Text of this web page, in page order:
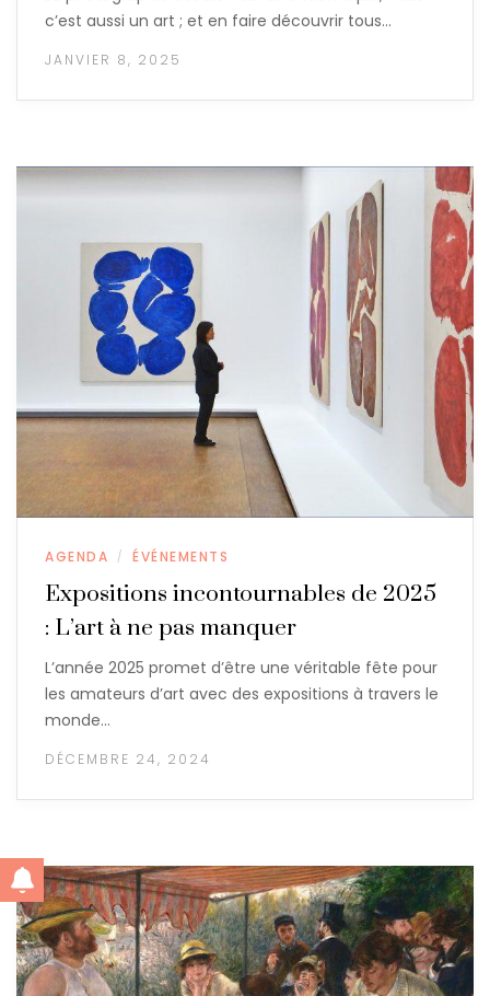
c’est aussi un art ; et en faire découvrir tous…
JANVIER 8, 2025
AGENDA / ÉVÉNEMENTS
Expositions incontournables de 2025
: L’art à ne pas manquer
L’année 2025 promet d’être une véritable fête pour
les amateurs d’art avec des expositions à travers le
monde…
DÉCEMBRE 24, 2024